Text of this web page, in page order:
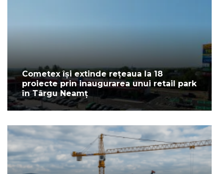
Cometex își extinde rețeaua la 18
proiecte prin inaugurarea unui retail park
în Târgu Neamț